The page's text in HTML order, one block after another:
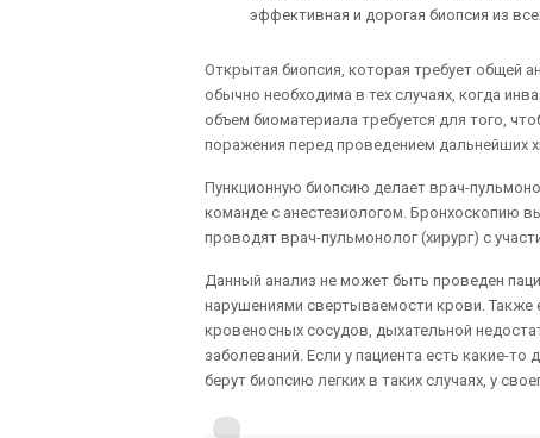
эффективная и дорогая биопсия из
Открытая биопсия, которая требует общей
обычно необходима в тех случаях, когда
объем биоматериала требуется для того,
поражения перед проведением дальнейших
Пункционную биопсию делает врач-
команде с анестезиологом. Бронхоскопию
проводят врач-пульмонолог (хирург) с
Данный анализ не может быть проведен
нарушениями свертываемости крови. Также
кровеносных сосудов, дыхательной
заболеваний. Если у пациента есть какие-
берут биопсию легких в таких случаях, у